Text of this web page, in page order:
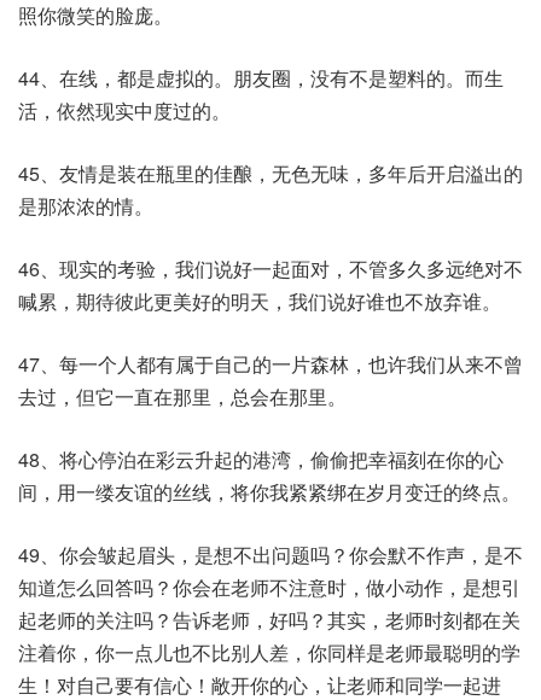
照你微笑的脸庞。
44、在线，都是虚拟的。朋友圈，没有不是塑料的。而生
活，依然现实中度过的。
45、友情是装在瓶里的佳酿，无色无味，多年后开启溢出的
是那浓浓的情。
46、现实的考验，我们说好一起面对，不管多久多远绝对不
喊累，期待彼此更美好的明天，我们说好谁也不放弃谁。
47、每一个人都有属于自己的一片森林，也许我们从来不曾
去过，但它一直在那里，总会在那里。
48、将心停泊在彩云升起的港湾，偷偷把幸福刻在你的心
间，用一缕友谊的丝线，将你我紧紧绑在岁月变迁的终点。
49、你会皱起眉头，是想不出问题吗？你会默不作声，是不
知道怎么回答吗？你会在老师不注意时，做小动作，是想引
起老师的关注吗？告诉老师，好吗？其实，老师时刻都在关
注着你，你一点儿也不比别人差，你同样是老师最聪明的学
生！对自己要有信心！敞开你的心，让老师和同学一起进